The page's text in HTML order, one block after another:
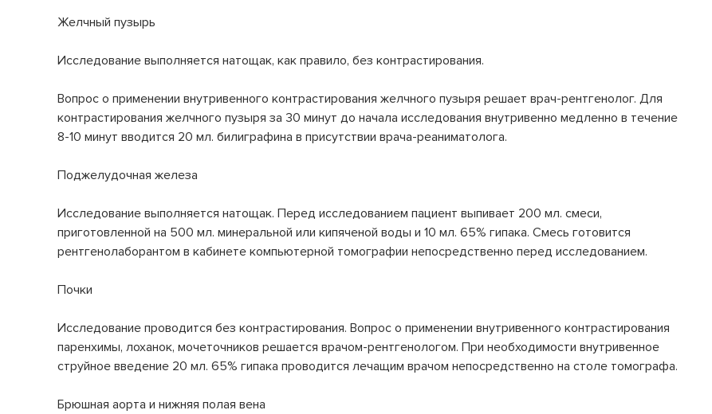
Желчный пузырь
Исследование выполняется натощак, как правило, без контрастирования.
Вопрос о применении внутривенного контрастирования желчного пузыря решает врач-рентгенолог. Для
контрастирования желчного пузыря за 30 минут до начала исследования внутривенно медленно в течение
8-10 минут вводится 20 мл. билиграфина в присутствии врача-реаниматолога.
Поджелудочная железа
Исследование выполняется натощак. Перед исследованием пациент выпивает 200 мл. смеси,
приготовленной на 500 мл. минеральной или кипяченой воды и 10 мл. 65% гипака. Смесь готовится
рентгенолаборантом в кабинете компьютерной томографии непосредственно перед исследованием.
Почки
Исследование проводится без контрастирования. Вопрос о применении внутривенного контрастирования
паренхимы, лоханок, мочеточников решается врачом-рентгенологом. При необходимости внутривенное
струйное введение 20 мл. 65% гипака проводится лечащим врачом непосредственно на столе томографа.
Брюшная аорта и нижняя полая вена